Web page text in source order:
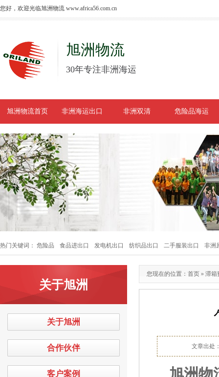
您好，欢迎光临旭洲物流 www.africa56.com.cn
旭洲物流
30年专注非洲海运
旭洲物流首页 非洲海运出口 非洲双清 危险品海运
热门关键词： 危险品 食品进出口 发电机出口 纺织品出口 二手服装出口 非洲
关于旭洲
关于旭洲
合作伙伴
客户案例
您现在的位置： 首页 » 滞箱
文章出处